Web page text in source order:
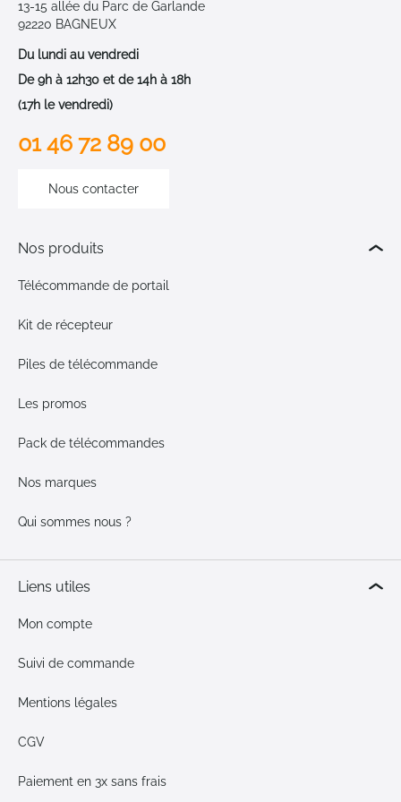
13-15 allée du Parc de Garlande
92220 BAGNEUX
Du lundi au vendredi
De 9h à 12h30 et de 14h à 18h
(17h le vendredi)
01 46 72 89 00
Nous contacter
Nos produits
Télécommande de portail
Kit de récepteur
Piles de télécommande
Les promos
Pack de télécommandes
Nos marques
Qui sommes nous ?
Liens utiles
Mon compte
Suivi de commande
Mentions légales
CGV
Paiement en 3x sans frais